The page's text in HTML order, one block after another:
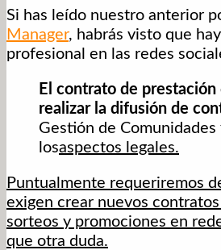
Si has leído nuestro anterior
Manager, habrás visto que
profesional en las redes
El contrato de
realizar la difusión de
Gestión de
losaspectos legales.
Puntualmente requeriremos
exigen crear nuevos
sorteos y promociones en
que otra duda.